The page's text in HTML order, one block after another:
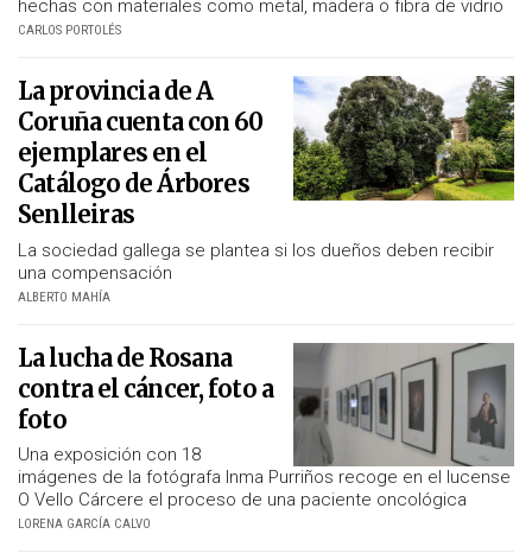
hechas con materiales como metal, madera o fibra de vidrio
CARLOS PORTOLÉS
La provincia de A
Coruña cuenta con 60
ejemplares en el
Catálogo de Árbores
Senlleiras
La sociedad gallega se plantea si los dueños deben recibir
una compensación
ALBERTO MAHÍA
La lucha de Rosana
contra el cáncer, foto a
foto
Una exposición con 18
imágenes de la fotógrafa Inma Purriños recoge en el lucense
O Vello Cárcere el proceso de una paciente oncológica
LORENA GARCÍA CALVO